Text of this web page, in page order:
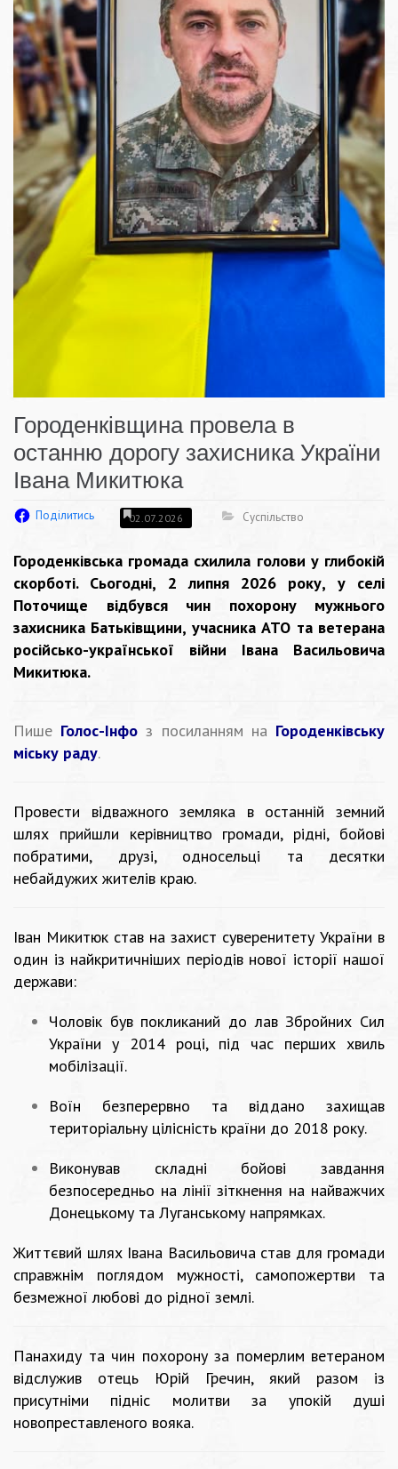
Городенківщина провела в
останню дорогу захисника України
Івана Микитюка
Поділитись 02.07.2026 Суспільство
Городенківська громада схилила голови у глибокій
скорботі. Сьогодні, 2 липня 2026 року, у селі
Поточище відбувся чин похорону мужнього
захисника Батьківщини, учасника АТО та ветерана
російсько-української війни Івана Васильовича
Микитюка.
Пише Голос-Інфо з посиланням на Городенківську
міську раду.
Провести відважного земляка в останній земний
шлях прийшли керівництво громади, рідні, бойові
побратими, друзі, односельці та десятки
небайдужих жителів краю.
Іван Микитюк став на захист суверенитету України в
один із найкритичніших періодів нової історії нашої
держави:
Чоловік був покликаний до лав Збройних Сил
України у 2014 році, під час перших хвиль
мобілізації.
Воїн безперервно та віддано захищав
територіальну цілісність країни до 2018 року.
Виконував складні бойові завдання
безпосередньо на лінії зіткнення на найважчих
Донецькому та Луганському напрямках.
Життєвий шлях Івана Васильовича став для громади
справжнім поглядом мужності, самопожертви та
безмежної любові до рідної землі.
Панахиду та чин похорону за померлим ветераном
відслужив отець Юрій Гречин, який разом із
присутніми підніс молитви за упокій душі
новопреставленого вояка.